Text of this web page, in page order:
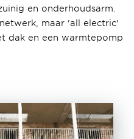
en onderhoudsarm.
maar 'all electric'
dak en een warmtepomp